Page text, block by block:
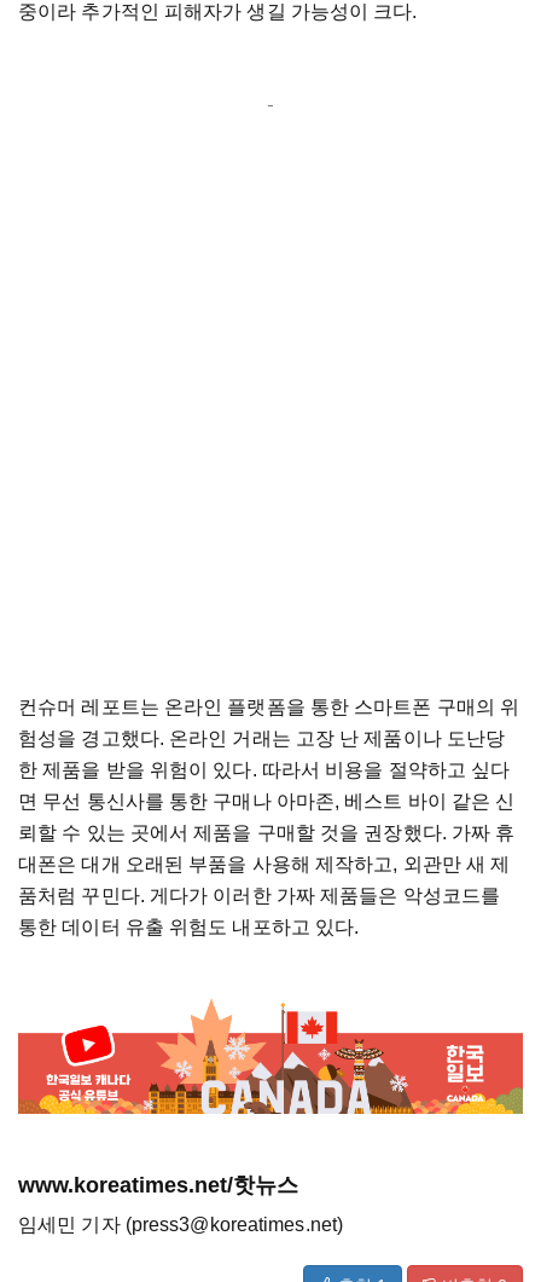
중이라 추가적인 피해자가 생길 가능성이 크다.
컨슈머 레포트는 온라인 플랫폼을 통한 스마트폰 구매의 위
험성을 경고했다. 온라인 거래는 고장 난 제품이나 도난당
한 제품을 받을 위험이 있다. 따라서 비용을 절약하고 싶다
면 무선 통신사를 통한 구매나 아마존, 베스트 바이 같은 신
뢰할 수 있는 곳에서 제품을 구매할 것을 권장했다. 가짜 휴
대폰은 대개 오래된 부품을 사용해 제작하고, 외관만 새 제
품처럼 꾸민다. 게다가 이러한 가짜 제품들은 악성코드를
통한 데이터 유출 위험도 내포하고 있다.
www.koreatimes.net/핫뉴스
임세민 기자 (press3@koreatimes.net)